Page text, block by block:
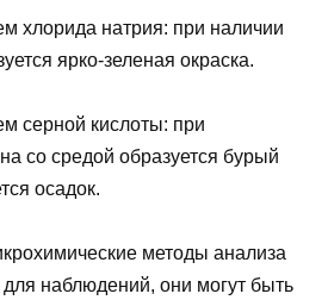
хлорида натрия: при наличии
ярко-зеленая окраска.
серной кислоты: при
со средой образуется бурый
осадок.
методы анализа
наблюдений, они могут быть